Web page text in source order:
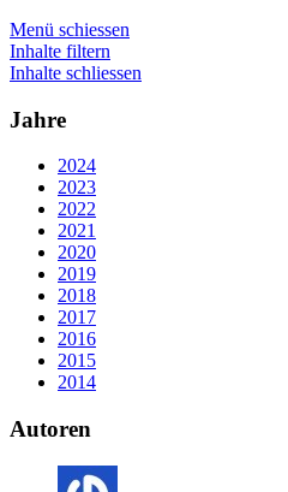
Menü schiessen
Inhalte filtern
Inhalte schliessen
Jahre
2024
2023
2022
2021
2020
2019
2018
2017
2016
2015
2014
Autoren